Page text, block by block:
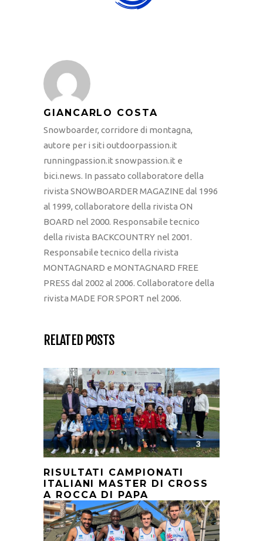
GIANCARLO COSTA
Snowboarder, corridore di montagna,
autore per i siti outdoorpassion.it
runningpassion.it snowpassion.it e
bici.news. In passato collaboratore della
rivista SNOWBOARDER MAGAZINE dal 1996
al 1999, collaboratore della rivista ON
BOARD nel 2000. Responsabile tecnico
della rivista BACKCOUNTRY nel 2001.
Responsabile tecnico della rivista
MONTAGNARD e MONTAGNARD FREE
PRESS dal 2002 al 2006. Collaboratore della
rivista MADE FOR SPORT nel 2006.
RELATED POSTS
RISULTATI CAMPIONATI
ITALIANI MASTER DI CROSS
A ROCCA DI PAPA